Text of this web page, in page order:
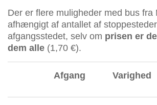
Der er flere muligheder med bus fra
afhængigt af antallet af
afgangsstedet, selv om prisen er
dem alle (1,70 €).
Afgang Varighed